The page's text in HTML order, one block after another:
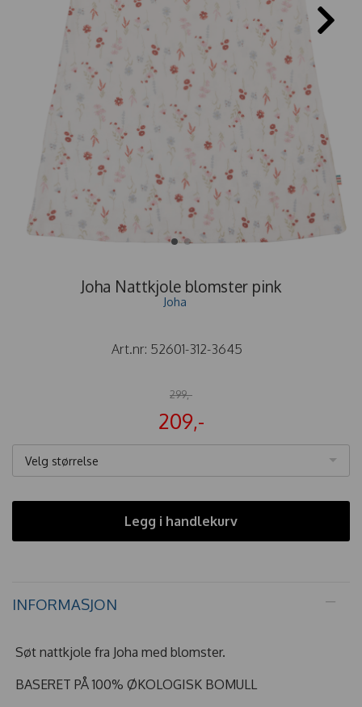
Joha Nattkjole blomster pink
Joha
Art.nr: 52601-312-3645
299,-
209,-
Velg størrelse
Legg i handlekurv
INFORMASJON
Søt nattkjole fra Joha med blomster.
BASERET PÅ 100% ØKOLOGISK BOMULL